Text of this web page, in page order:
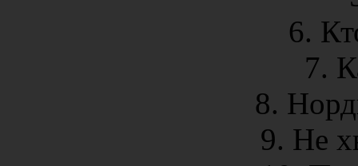
6.
7.
8.
9. Не